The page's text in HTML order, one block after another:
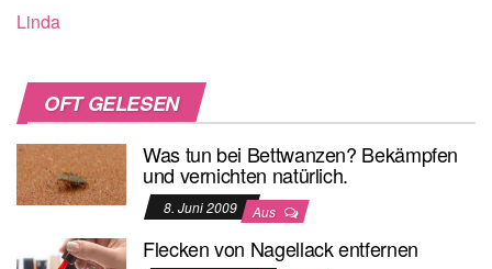
Linda
OFT GELESEN
Was tun bei Bettwanzen? Bekämpfen
und vernichten natürlich.
8. Juni 2009 Aus
Flecken von Nagellack entfernen